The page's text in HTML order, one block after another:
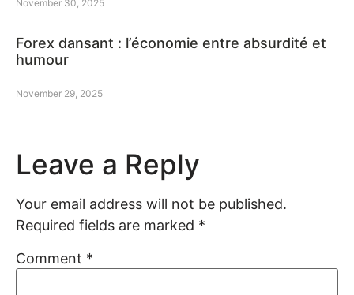
November 30, 2025
Forex dansant : l’économie entre absurdité et
humour
November 29, 2025
Leave a Reply
Your email address will not be published.
Required fields are marked *
Comment *